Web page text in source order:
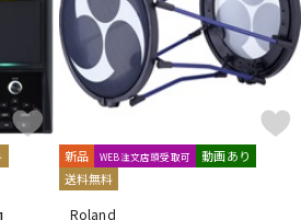
新品 WEB注文店頭受取可
動画あり
送料無料
Roland